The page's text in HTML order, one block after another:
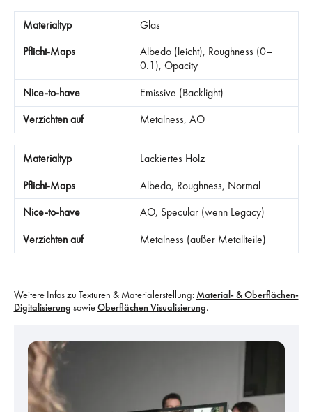
Glas
Albedo (leicht), Roughness (0–
0.1), Opacity
Emissive (Backlight)
Metalness, AO
Lackiertes Holz
Albedo, Roughness, Normal
AO, Specular (wenn Legacy)
Metalness (außer Metallteile)
Weitere Infos zu Texturen & Materialerstellung: Material- & Oberflächen-
Digitalisierung sowieOberflächen Visualisierung.